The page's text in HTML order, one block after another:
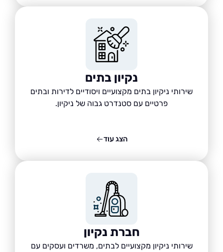
נקיון בתים
שירותי ניקיון בתים מקצועיים ויסודיים לדירות ובתים
פרטיים עם סטנדרט גבוה של ניקיון.
חברת נקיון
שירותי ניקיון מקצועיים לבתים, משרדים ועסקים עם